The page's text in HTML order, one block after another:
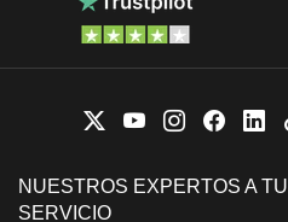
NUESTROS EXPERTOS A TU
SERVICIO